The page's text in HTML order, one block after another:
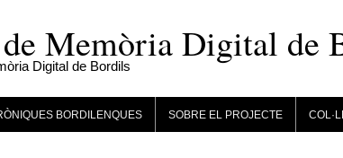
Memòria Digital de
Digital de Bordils
BORDILENQUES SOBRE EL PROJECTE